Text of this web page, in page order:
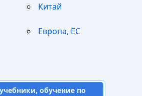
Китай
Европа, ЕС
обучение по